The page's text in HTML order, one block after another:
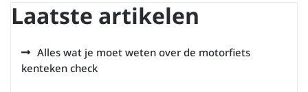
Laatste artikelen
Alles wat je moet weten over de motorfiets
kenteken check